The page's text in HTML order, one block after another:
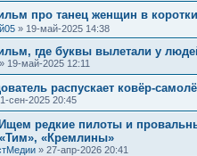
про танец женщин в
» 19-май-2025 14:38
где буквы вылетали у
» 19-май-2025 12:11
распускает ковёр-
сен-2025 20:45
редкие пилоты и
«Кремлины»
» 27-апр-2026 20:41